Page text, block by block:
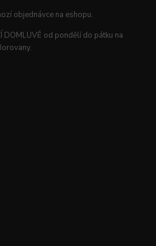
objednávce na eshopu.
DOMLUVĚ od pondělí do pátku na